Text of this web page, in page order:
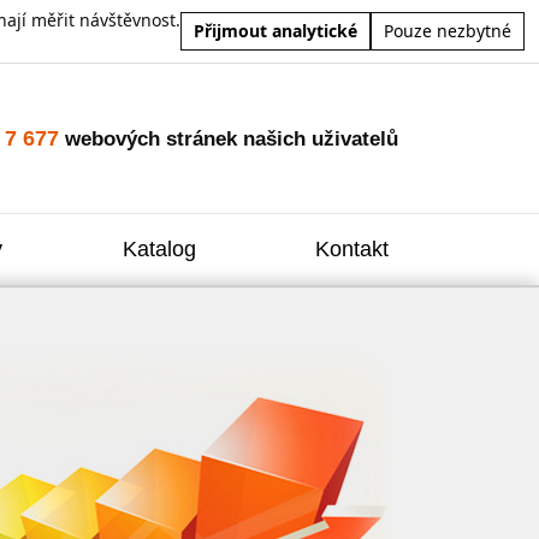
měřit návštěvnost.
Přijmout analytické Pouze nezbytné
7 677 webových stránek našich uživatelů
Katalog Kontakt